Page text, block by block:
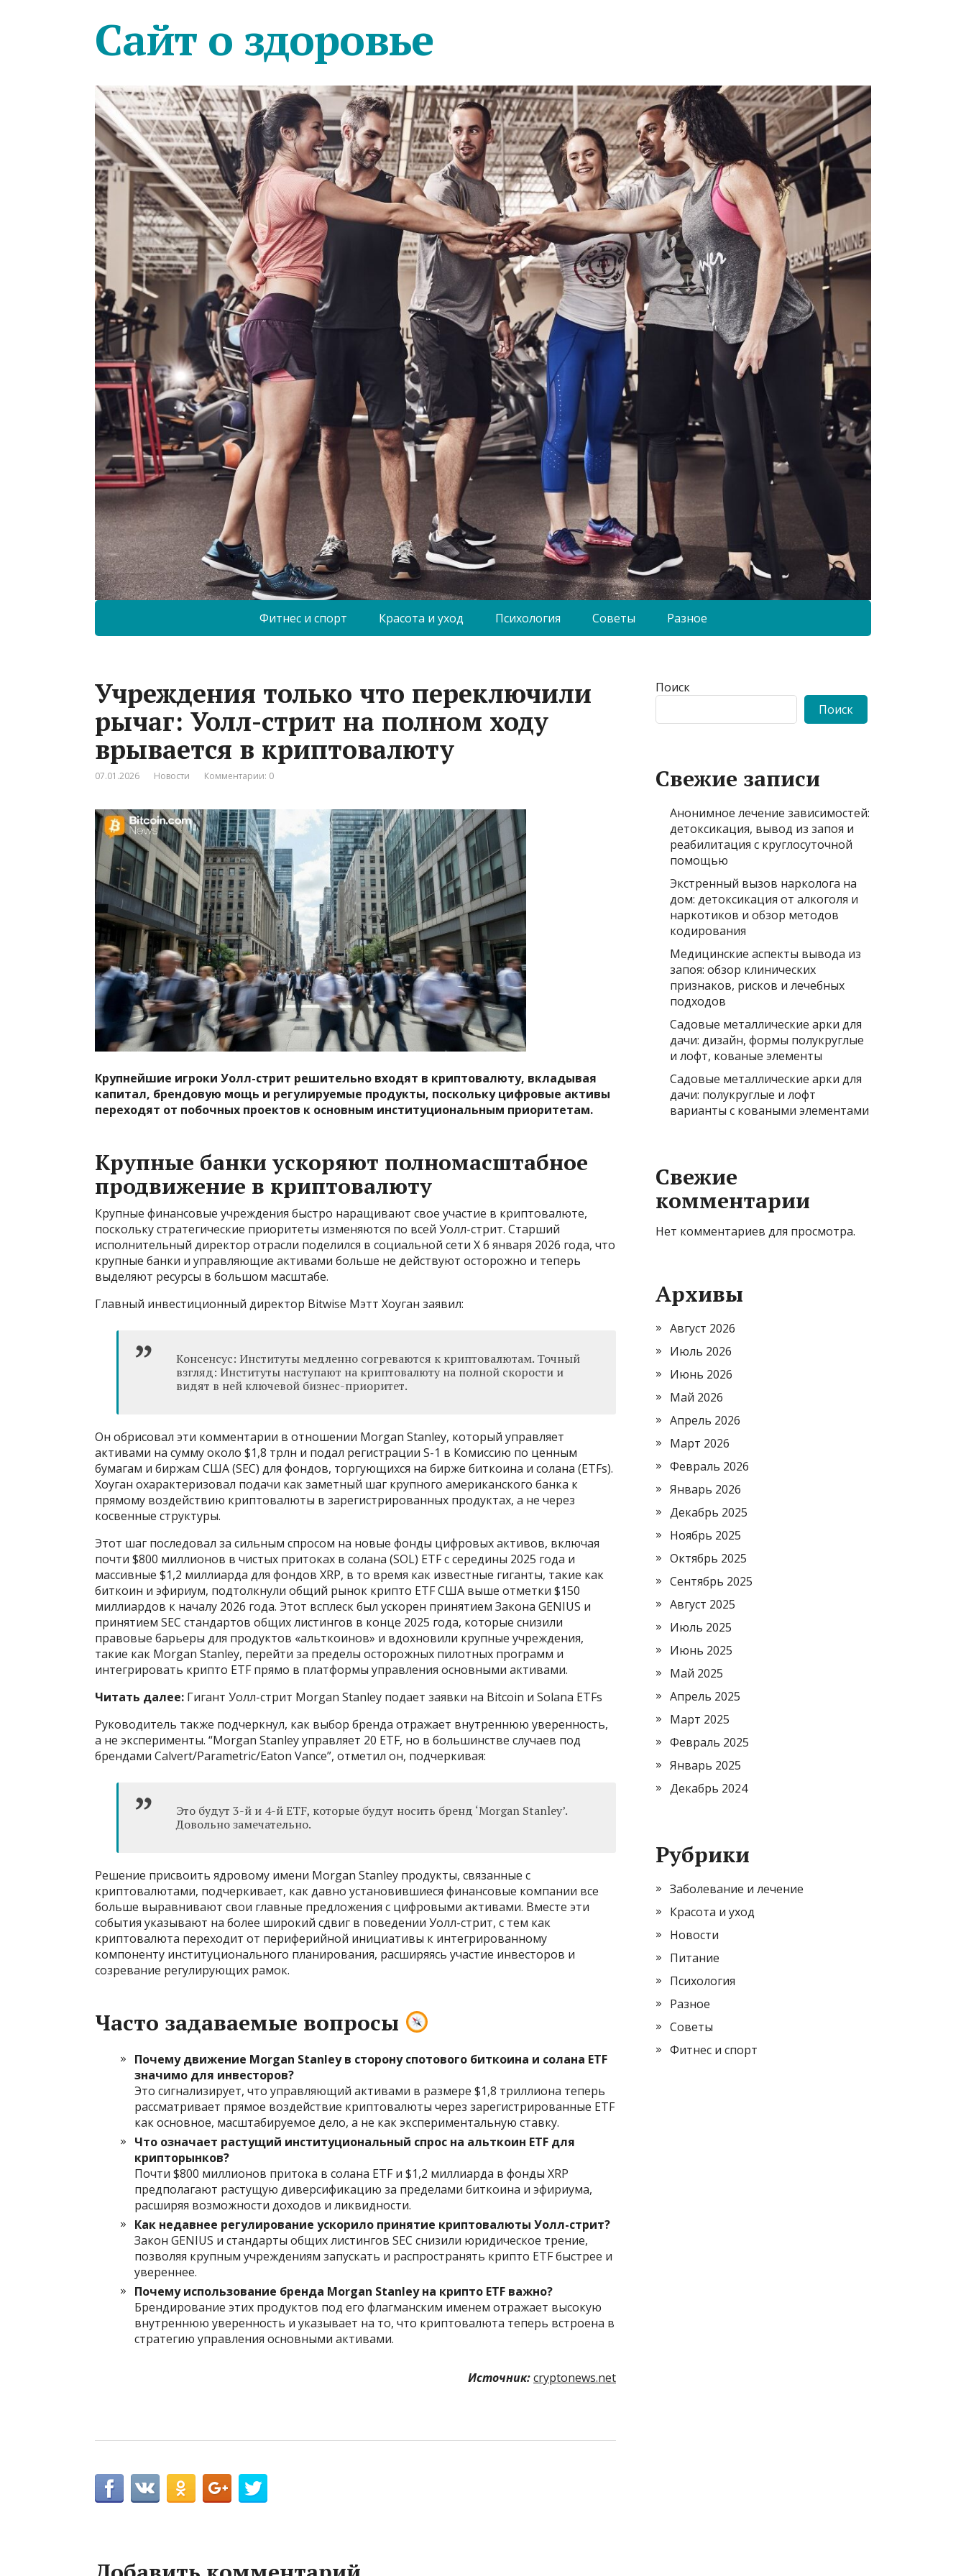
Сайт о здоровье
Фитнес и спорт Красота и уход Психология Советы Разное
Учреждения только что переключили
рычаг: Уолл-стрит на полном ходу
врывается в криптовалюту
07.01.2026 Новости Комментарии: 0
Крупнейшие игроки Уолл-стрит решительно входят в криптовалюту, вкладывая
капитал, брендовую мощь и регулируемые продукты, поскольку цифровые активы
переходят от побочных проектов к основным институциональным приоритетам.
Крупные банки ускоряют полномасштабное
продвижение в криптовалюту
Крупные финансовые учреждения быстро наращивают свое участие в криптовалюте,
поскольку стратегические приоритеты изменяются по всей Уолл-стрит. Старший
исполнительный директор отрасли поделился в социальной сети X 6 января 2026 года, что
крупные банки и управляющие активами больше не действуют осторожно и теперь
выделяют ресурсы в большом масштабе.
Главный инвестиционный директор Bitwise Мэтт Хоуган заявил:
Консенсус: Институты медленно согреваются к криптовалютам. Точный
взгляд: Институты наступают на криптовалюту на полной скорости и
видят в ней ключевой бизнес-приоритет.
Он обрисовал эти комментарии в отношении Morgan Stanley, который управляет
активами на сумму около $1,8 трлн и подал регистрации S-1 в Комиссию по ценным
бумагам и биржам США (SEC) для фондов, торгующихся на бирже биткоина и солана (ETFs).
Хоуган охарактеризовал подачи как заметный шаг крупного американского банка к
прямому воздействию криптовалюты в зарегистрированных продуктах, а не через
косвенные структуры.
Этот шаг последовал за сильным спросом на новые фонды цифровых активов, включая
почти $800 миллионов в чистых притоках в солана (SOL) ETF с середины 2025 года и
массивные $1,2 миллиарда для фондов XRP, в то время как известные гиганты, такие как
биткоин и эфириум, подтолкнули общий рынок крипто ETF США выше отметки $150
миллиардов к началу 2026 года. Этот всплеск был ускорен принятием Закона GENIUS и
принятием SEC стандартов общих листингов в конце 2025 года, которые снизили
правовые барьеры для продуктов «альткоинов» и вдохновили крупные учреждения,
такие как Morgan Stanley, перейти за пределы осторожных пилотных программ и
интегрировать крипто ETF прямо в платформы управления основными активами.
Читать далее: Гигант Уолл-стрит Morgan Stanley подает заявки на Bitcoin и Solana ETFs
Руководитель также подчеркнул, как выбор бренда отражает внутреннюю уверенность,
а не эксперименты. “Morgan Stanley управляет 20 ETF, но в большинстве случаев под
брендами Calvert/Parametric/Eaton Vance”, отметил он, подчеркивая:
Это будут 3-й и 4-й ETF, которые будут носить бренд ‘Morgan Stanley’.
Довольно замечательно.
Решение присвоить ядровому имени Morgan Stanley продукты, связанные с
криптовалютами, подчеркивает, как давно установившиеся финансовые компании все
больше выравнивают свои главные предложения с цифровыми активами. Вместе эти
события указывают на более широкий сдвиг в поведении Уолл-стрит, с тем как
криптовалюта переходит от периферийной инициативы к интегрированному
компоненту институционального планирования, расширяясь участие инвесторов и
созревание регулирующих рамок.
Часто задаваемые вопросы
Почему движение Morgan Stanley в сторону спотового биткоина и солана ETF
значимо для инвесторов?
Это сигнализирует, что управляющий активами в размере $1,8 триллиона теперь
рассматривает прямое воздействие криптовалюты через зарегистрированные ETF
как основное, масштабируемое дело, а не как экспериментальную ставку.
Что означает растущий институциональный спрос на альткоин ETF для
крипторынков?
Почти $800 миллионов притока в солана ETF и $1,2 миллиарда в фонды XRP
предполагают растущую диверсификацию за пределами биткоина и эфириума,
расширяя возможности доходов и ликвидности.
Как недавнее регулирование ускорило принятие криптовалюты Уолл-стрит?
Закон GENIUS и стандарты общих листингов SEC снизили юридическое трение,
позволяя крупным учреждениям запускать и распространять крипто ETF быстрее и
увереннее.
Почему использование бренда Morgan Stanley на крипто ETF важно?
Брендирование этих продуктов под его флагманским именем отражает высокую
внутреннюю уверенность и указывает на то, что криптовалюта теперь встроена в
стратегию управления основными активами.
Источник:cryptonews.net
Поиск
Поиск
Свежие записи
Анонимное лечение зависимостей:
детоксикация, вывод из запоя и
реабилитация с круглосуточной
помощью
Экстренный вызов нарколога на
дом: детоксикация от алкоголя и
наркотиков и обзор методов
кодирования
Медицинские аспекты вывода из
запоя: обзор клинических
признаков, рисков и лечебных
подходов
Садовые металлические арки для
дачи: дизайн, формы полукруглые
и лофт, кованые элементы
Садовые металлические арки для
дачи: полукруглые и лофт
варианты с коваными элементами
Свежие
комментарии
Нет комментариев для просмотра.
Архивы
Август 2026
Июль 2026
Июнь 2026
Май 2026
Апрель 2026
Март 2026
Февраль 2026
Январь 2026
Декабрь 2025
Ноябрь 2025
Октябрь 2025
Сентябрь 2025
Август 2025
Июль 2025
Июнь 2025
Май 2025
Апрель 2025
Март 2025
Февраль 2025
Январь 2025
Декабрь 2024
Рубрики
Заболевание и лечение
Красота и уход
Новости
Питание
Психология
Разное
Советы
Фитнес и спорт